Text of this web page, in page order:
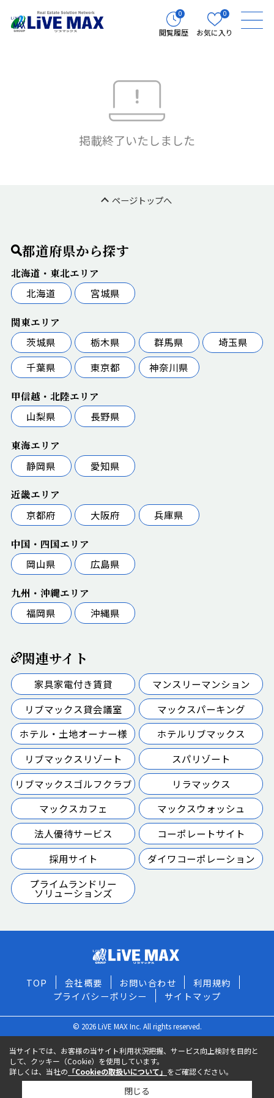
0
閲覧履歴
0
お気に入り
掲載終了いたしました
ページトップへ
都道府県から探す
北海道・東北エリア
北海道
宮城県
関東エリア
茨城県
栃木県 群馬県
埼玉県
千葉県
東京都 神奈川県
甲信越・北陸エリア
山梨県
長野県
東海エリア
静岡県
愛知県
近畿エリア
京都府
大阪府 兵庫県
中国・四国エリア
岡山県
広島県
九州・沖縄エリア
福岡県
沖縄県
関連サイト
家具家電付き賃貸
マンスリーマンション
リブマックス貸会議室
マックスパーキング
ホテル・土地オーナー様
ホテルリブマックス
リブマックスリゾート
スパリゾート
リブマックスゴルフクラブ
リラマックス
マックスカフェ
マックスウォッシュ
法人優待サービス
コーポレートサイト
採用サイト
ダイワコーポレーション
プライムランドリー
ソリューションズ
TOP 会社概要 お問い合わせ
利用規約
プライバシーポリシー
サイトマップ
© 2026 LiVE MAX Inc. All rights reserved.
当サイトでは、お客様の当サイト利用状況把握、サービス向上検討を目的と
して、クッキー（Cookie）を使用しています。
詳しくは、当社の 「Cookieの取扱いについて」 をご確認ください。
閉じる